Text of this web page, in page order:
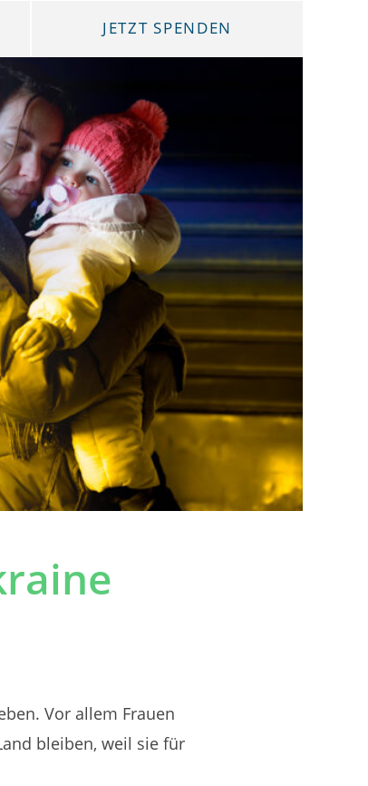
JETZT SPENDEN
Vor allem Frauen
bleiben, weil sie für